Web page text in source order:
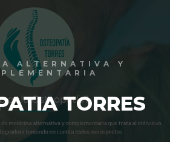
ALTERNATIVA Y
TORRES